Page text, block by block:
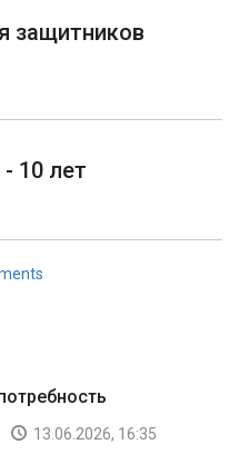
защитников
10 лет
13.06.2026, 16:35